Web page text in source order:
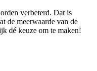
verbeterd. Dat is
de meerwaarde van de
dé keuze om te maken!